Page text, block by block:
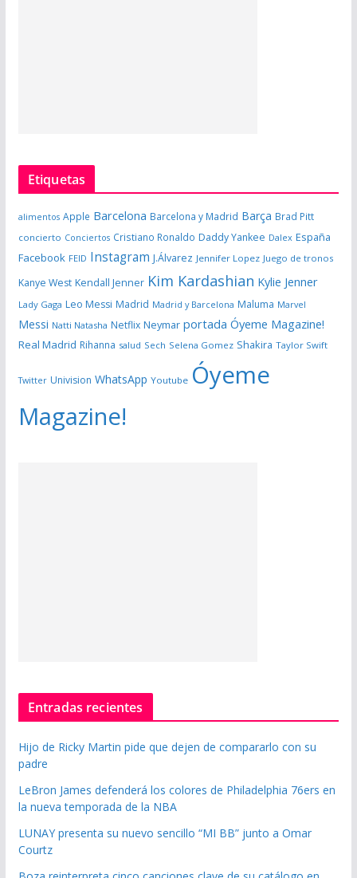
Etiquetas
alimentos Apple Barcelona Barcelona y Madrid Barça Brad Pitt
concierto Conciertos Cristiano Ronaldo Daddy Yankee Dalex España
Facebook FEID Instagram J.Álvarez Jennifer Lopez Juego de tronos
Kanye West Kendall Jenner Kim Kardashian Kylie Jenner
Lady Gaga Leo Messi Madrid Madrid y Barcelona Maluma Marvel
Messi Natti Natasha Netflix Neymar portada Óyeme Magazine!
Real Madrid Rihanna salud Sech Selena Gomez Shakira Taylor Swift
Twitter Univision WhatsApp Youtube Óyeme
Magazine!
Entradas recientes
Hijo de Ricky Martin pide que dejen de compararlo con su
padre
LeBron James defenderá los colores de Philadelphia 76ers en
la nueva temporada de la NBA
LUNAY presenta su nuevo sencillo “MI BB” junto a Omar
Courtz